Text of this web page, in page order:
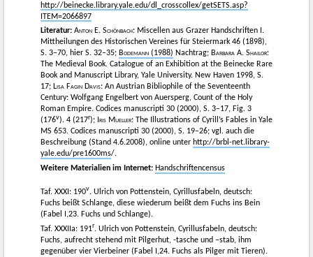
http://beinecke.library.yale.edu/dl_crosscollex/getSETS.asp?
ITEM=2066897
Literatur: Anton E. Schönbach: Miscellen aus Grazer Handschriften I.
Mittheilungen des Historischen Vereines für Steiermark 46 (1898),
S. 3–70, hier S. 32–35; Bodemann (1988) Nachtrag; Barbara A. Shailor:
The Medieval Book. Catalogue of an Exhibition at the Beinecke Rare
Book and Manuscript Library, Yale University. New Haven 1998, S.
17; Lisa Fagin Davis: An Austrian Bibliophile of the Seventeenth
Century: Wolfgang Engelbert von Auersperg, Count of the Holy
Roman Empire. Codices manuscripti 30 (2000), S. 3–17, Fig. 3
(176v). 4 (217r); Iris Mueller: The Illustrations of Cyrill’s Fables in Yale
MS 653. Codices manuscripti 30 (2000), S. 19–26; vgl. auch die
Beschreibung (Stand 4.6.2008), online unter http://brbl-net.library-
yale.edu/pre1600ms/.
Weitere Materialien im Internet: Handschriftencensus
Taf. XXXI: 190v. Ulrich von Pottenstein, Cyrillusfabeln, deutsch:
Fuchs beißt Schlange, diese wiederum beißt dem Fuchs ins Bein
(Fabel I,23. Fuchs und Schlange).
Taf. XXXIIa: 191r. Ulrich von Pottenstein, Cyrillusfabeln, deutsch:
Fuchs, aufrecht stehend mit Pilgerhut, -tasche und –stab, ihm
gegenüber vier Vierbeiner (Fabel I,24. Fuchs als Pilger mit Tieren).